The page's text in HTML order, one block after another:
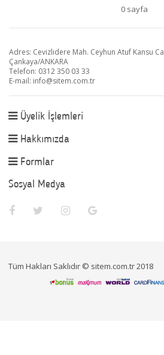
0 sayfa
Adres: Cevizlidere Mah. Ceyhun Atuf Kansu
Çankaya/ANKARA
Telefon: 0312 350 03 33
E-mail: info@sitem.com.tr
Üyelik İşlemleri
Hakkımızda
Formlar
Sosyal Medya
Tüm Hakları Saklıdır © sitem.com.tr 2018